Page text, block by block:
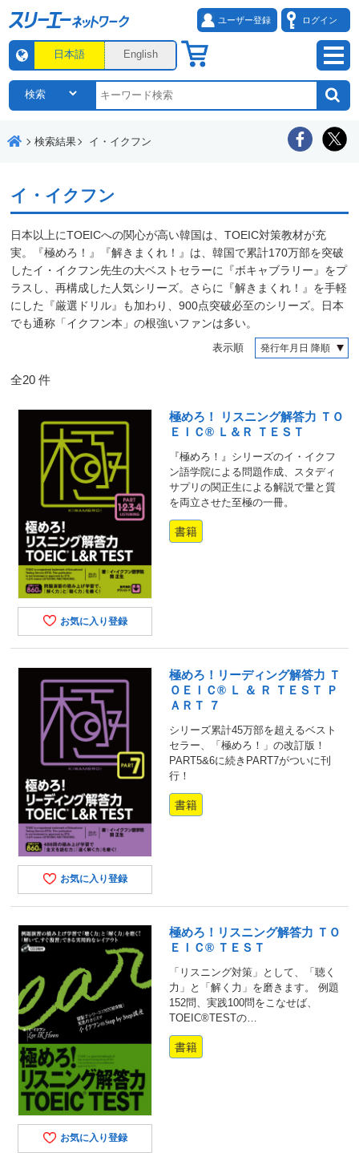
ユーザー登録 ログイン
日本語 English
検索結果 イ・イクフン
イ・イクフン
日本以上にTOEICへの関心が高い韓国は、TOEIC対策教材が充
実。『極めろ！』『解きまくれ！』は、韓国で累計170万部を突破
したイ・イクフン先生の大ベストセラーに『ボキャブラリー』をプ
ラスし、再構成した人気シリーズ。さらに『解きまくれ！』を手軽
にした『厳選ドリル』も加わり、900点突破必至のシリーズ。日本
でも通称「イクフン本」の根強いファンは多い。
表示順
全20 件
お気に入り登録
極めろ！ リスニング解答力 ＴＯ
ＥＩＣ® Ｌ＆Ｒ ＴＥＳＴ
『極めろ！』シリーズのイ・イクフ
ン語学院による問題作成、スタディ
サプリの関正生による解説で量と質
を両立させた至極の一冊。
書籍
お気に入り登録
極めろ！リーディング解答力 Ｔ
ＯＥＩＣ® Ｌ ＆ Ｒ ＴＥＳＴ Ｐ
ＡＲＴ ７
シリーズ累計45万部を超えるベスト
セラー、「極めろ！」の改訂版！
PART5&6に続きPART7がついに刊
行！
書籍
お気に入り登録
極めろ！リスニング解答力 ＴＯ
ＥＩＣ® ＴＥＳＴ
「リスニング対策」として、「聴く
力」と「解く力」を磨きます。 例題
152問、実践100問をこなせば、
TOEIC®TESTの…
書籍